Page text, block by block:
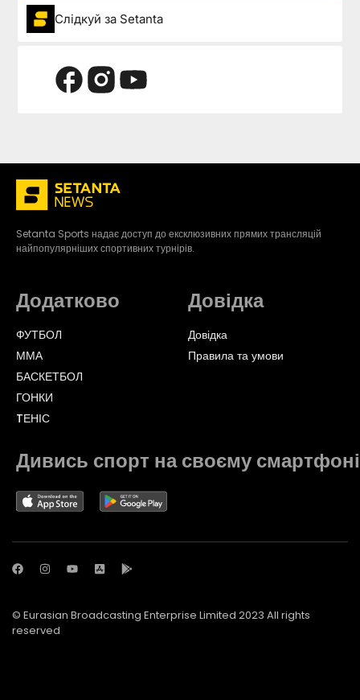
Слідкуй за Setanta
Setanta Sports надає доступ до ексклюзивних прямих трансляцій
найпопулярніших спортивних турнірів.
Додатково
ФУТБОЛ
ММА
БАСКЕТБОЛ
ГОНКИ
TЕНІС
Довідка
Довідка
Правила та умови
Дивись спорт на своєму смартфоні
© Eurasian Broadcasting Enterprise Limited 2023 All rights
reserved